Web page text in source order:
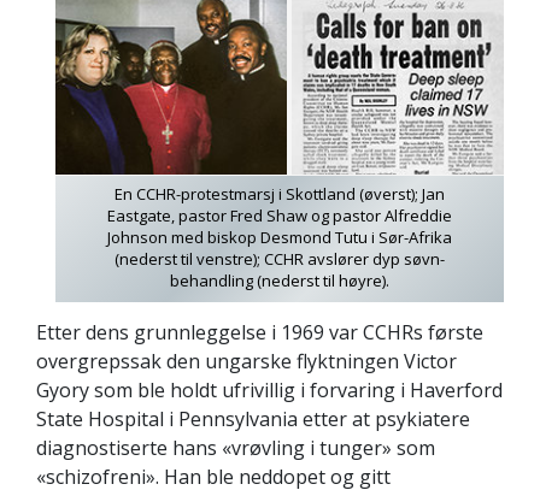
En CCHR-protestmarsj i Skottland (øverst); Jan
Eastgate, pastor Fred Shaw og pastor Alfreddie
Johnson med biskop Desmond Tutu i Sør-Afrika
(nederst til venstre); CCHR avslører dyp søvn-
behandling (nederst til høyre).
Etter dens grunnleggelse i 1969 var CCHRs første
overgrepssak den ungarske flyktningen Victor
Gyory som ble holdt ufrivillig i forvaring i Haverford
State Hospital i Pennsylvania etter at psykiatere
diagnostiserte hans «vrøvling i tunger» som
«schizofreni». Han ble neddopet og gitt